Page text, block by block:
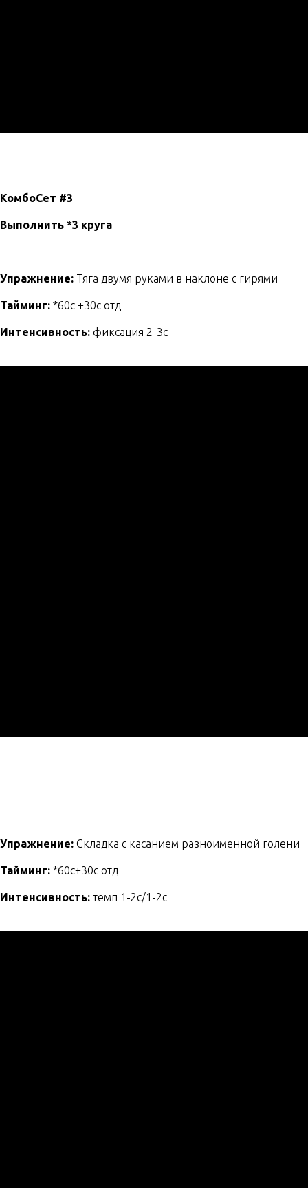
КомбоСет #3
Выполнить *3 круга
Упражнение: Тяга двумя руками в наклоне с гирями
Тайминг: *60с +30с отд
Интенсивность: фиксация 2-3с
Упражнение: Складка с касанием разноименной голени
Тайминг: *60с+30с отд
Интенсивность: темп 1-2с/1-2с